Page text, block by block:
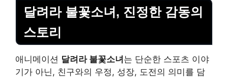
달려라 불꽃소녀, 진정한 감동의
스토리
애니메이션 달려라 불꽃소녀 는 단순한 스포츠 이야
기가 아닌, 친구와의 우정, 성장, 도전의 의미를 담